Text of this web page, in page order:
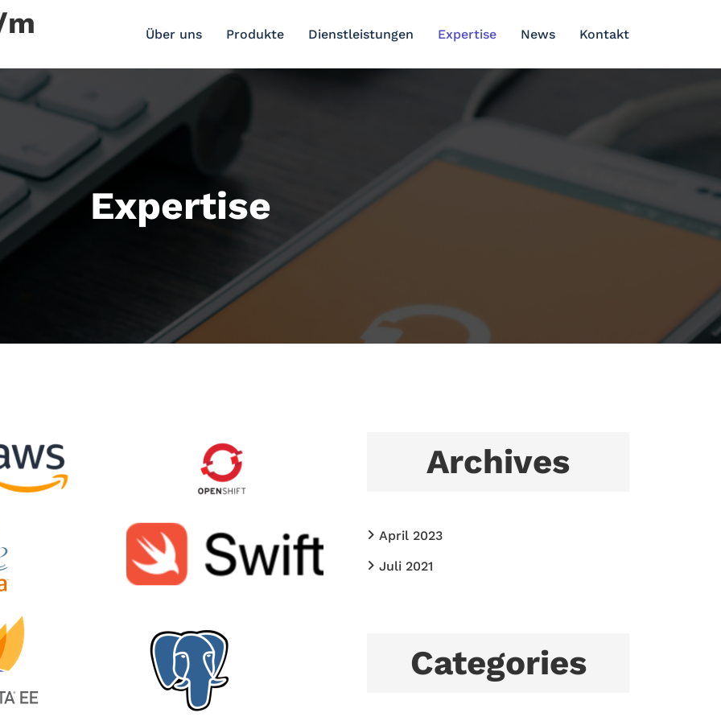
Über uns Produkte Dienstleistungen Expertise News Kontakt
Expertise
Archives
April 2023
Juli 2021
Categories